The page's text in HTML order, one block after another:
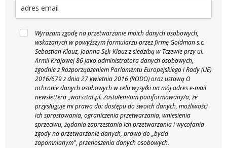
Wyrażam zgodę na przetwarzanie moich danych osobowych,
wskazanych w powyższym formularzu przez firmę Goldman s.c.
Sebastian Klauz, Joanna Sęk-Klauz z siedzibą w Tczewie przy ul.
Armii Krajowej 86 jako administratora danych osobowych,
zgodnie z Rozporządzeniem Parlamentu Europejskiego i Rady (UE)
2016/679 z dnia 27 kwietnia 2016 (RODO) oraz ustawą O
ochronie danych osobowych w celu wysyłki na mój adres e-mail
newslettera „warsztat.pl. Zostałem/am poinformowany/a, że
przysługuje mi prawo do: dostępu do swoich danych, możliwości
ich sprostowania, ograniczenia przetwarzania, wniesienia
sprzeciwu, żądania zaprzestania ich przetwarzania i wycofania
zgody na przetwarzanie danych, prawo do „bycia
zapomnianym", przenoszenia danych osobowych.